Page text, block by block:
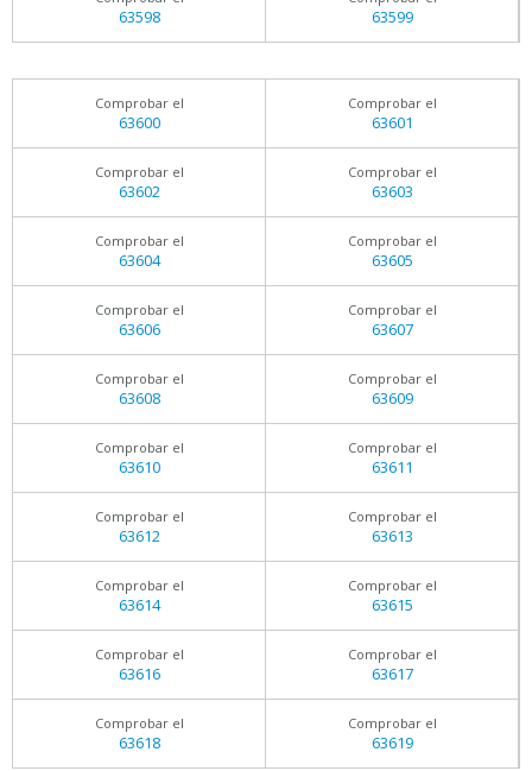
63598 63599
Comprobar el
63600
Comprobar el
63601
Comprobar el
63602
Comprobar el
63603
Comprobar el
63604
Comprobar el
63605
Comprobar el
63606
Comprobar el
63607
Comprobar el
63608
Comprobar el
63609
Comprobar el
63610
Comprobar el
63611
Comprobar el
63612
Comprobar el
63613
Comprobar el
63614
Comprobar el
63615
Comprobar el
63616
Comprobar el
63617
Comprobar el
63618
Comprobar el
63619